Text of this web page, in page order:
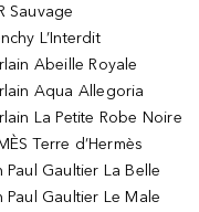
Sauvage
L’Interdit
Abeille Royale
Aqua Allegoria
La Petite Robe Noire
Terre d’Hermès
Paul Gaultier La Belle
Paul Gaultier Le Male